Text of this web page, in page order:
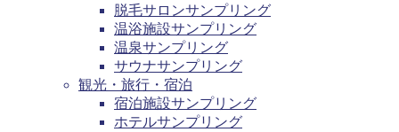
脱毛サロンサンプリング
温浴施設サンプリング
温泉サンプリング
サウナサンプリング
観光・旅行・宿泊
宿泊施設サンプリング
ホテルサンプリング